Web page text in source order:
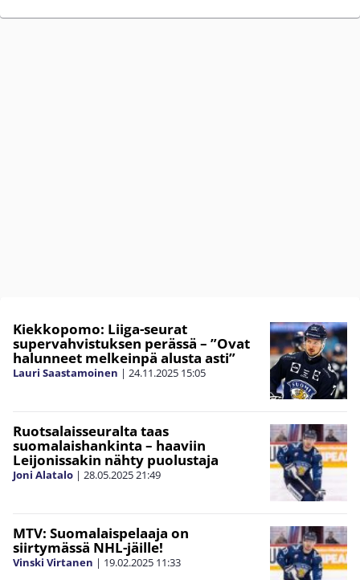
Kiekkopomo: Liiga-seurat
supervahvistuksen perässä – ”Ovat
halunneet melkeinpä alusta asti”
Lauri Saastamoinen | 24.11.2025 15:05
Ruotsalaisseuralta taas
suomalaishankinta – haaviin
Leijonissakin nähty puolustaja
Joni Alatalo | 28.05.202521:49
MTV: Suomalaispelaaja on
siirtymässä NHL-jäille!
Vinski Virtanen | 19.02.2025 11:33